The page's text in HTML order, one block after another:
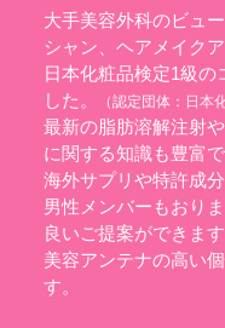
大手美容外科のビュ
シャン、ヘアメイク
日本化粧品検定1級の
した。
（認定団体： 日本
最新の脂肪溶解注射
に関する知識も豊富で
海外サプリや特許成
男性メンバーもおり
良いご提案ができます
美容アンテナの高い
す。